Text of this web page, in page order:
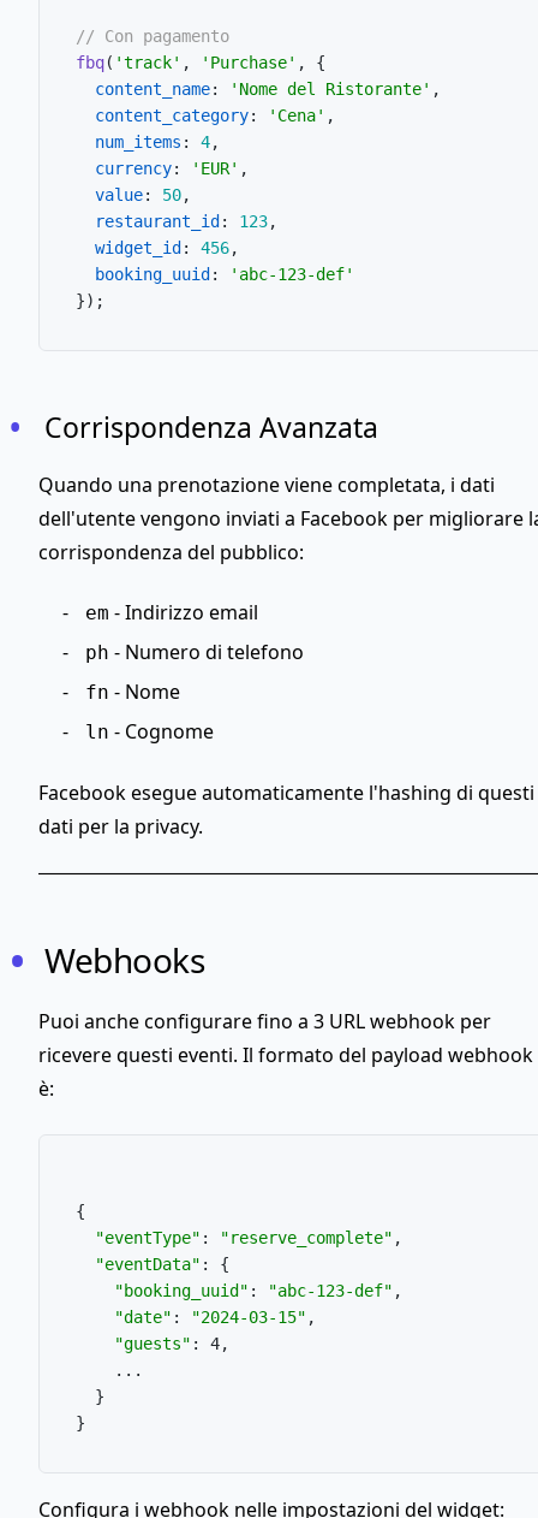
// Con pagamento
fbq( 'track' , 'Purchase' , {
content_name: 'Nome del Ristorante' ,
content_category: 'Cena' ,
num_items : 4,
currency: 'EUR' ,
value: 50,
restaurant_id: 123,
widget_id: 456,
booking_uuid:
'abc-123-def'
Corrispondenza Avanzata
Quando una prenotazione viene completata, i dati
dell'utente vengono inviati a Facebook per migliorare
corrispondenza del pubblico:
em - Indirizzo email
ph - Numero di telefono
fn - Nome
ln - Cognome
Facebook esegue automaticamente l'hashing di questi
dati per la privacy.
Webhooks
Puoi anche configurare fino a 3 URL webhook per
ricevere questi eventi. Il formato del payload webhook
è:
{
"eventType" : "reserve_complete" ,
"eventData" : {
"booking_uuid" : "abc-123-def" ,
"date" : "2024-03-15" ,
"guests" : 4,
    ...
  }
Configura i webhook nelle impostazioni del widget: